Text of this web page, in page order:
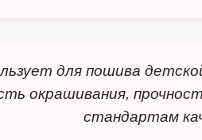
для пошива
окрашивания,
стандартам